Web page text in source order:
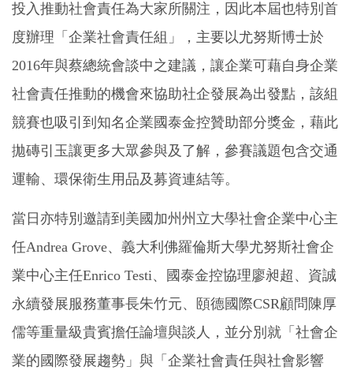
投入推動社會責任為大家所關注，因此本屆也特別首
度辦理「企業社會責任組」，主要以尤努斯博士於
2016年與蔡總統會談中之建議，讓企業可藉自身企業
社會責任推動的機會來協助社企發展為出發點，該組
競賽也吸引到知名企業國泰金控贊助部分獎金，藉此
拋磚引玉讓更多大眾參與及了解，參賽議題包含交通
運輸、環保衛生用品及募資連結等。
當日亦特別邀請到美國加州州立大學社會企業中心主
任Andrea Grove、義大利佛羅倫斯大學尤努斯社會企
業中心主任Enrico Testi、國泰金控協理廖昶超、資誠
永續發展服務董事長朱竹元、頤德國際CSR顧問陳厚
儒等重量級貴賓擔任論壇與談人，並分別就「社會企
業的國際發展趨勢」與「企業社會責任與社會影響